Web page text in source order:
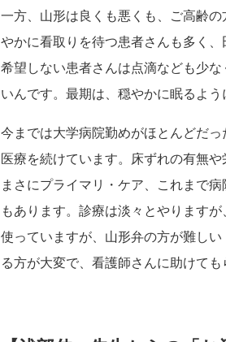
一方、山形は良くも悪くも、ご高齢
やかに看取りを待つ患者さんも多く
希望しない患者さんは点滴なども少
いんです。最期は、穏やかに眠るよ
今までは大学病院勤めがほとんどだ
医療を続けています。床ずれの有無
まさにプライマリ・ケア、これまで
もあります。診療は淡々とやります
使っていますが、山形弁の方が難し
る方が大変で、看護師さんに助けても